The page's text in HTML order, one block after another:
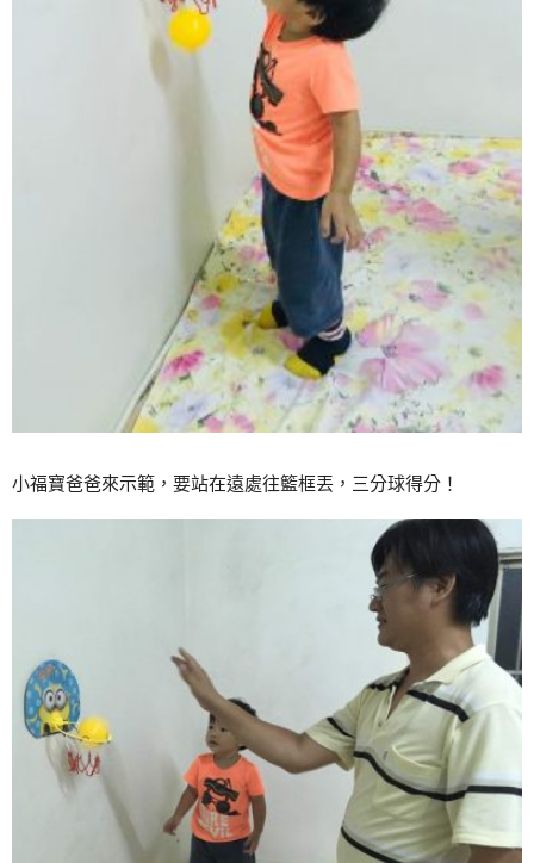
小福寶爸爸來示範，要站在遠處往籃框丟，三分球得分！